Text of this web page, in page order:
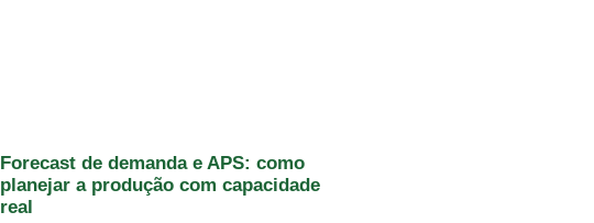
Forecast de demanda e APS: como
planejar a produção com capacidade
real